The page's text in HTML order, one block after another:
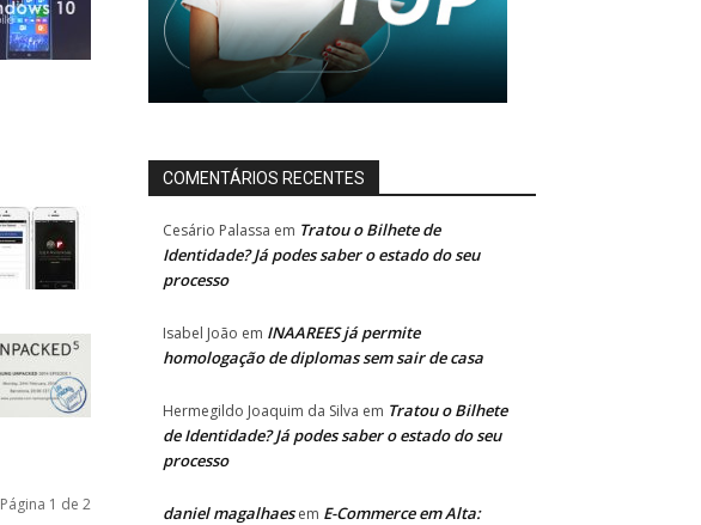
Página 1 de 2
COMENTÁRIOS RECENTES
Cesário Palassa em Tratou o Bilhete de
Identidade? Já podes saber o estado do seu
processo
Isabel João em INAAREES já permite
homologação de diplomas sem sair de casa
Hermegildo Joaquim da Silva em Tratou o Bilhete
de Identidade? Já podes saber o estado do seu
processo
daniel magalhaesem E-Commerce em Alta: